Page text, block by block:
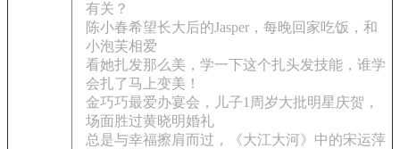
有关？
陈小春希望长大后的Jasper，每晚回家吃饭，和
小泡芙相爱
看她扎发那么美，学一下这个扎头发技能，谁学
会扎了马上变美！
金巧巧最爱办宴会，儿子1周岁大批明星庆贺，
场面胜过黄晓明婚礼
总是与幸福擦肩而过，《大江大河》中的宋运萍